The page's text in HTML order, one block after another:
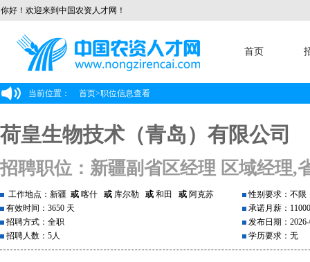
你好！欢迎来到中国农资人才网！
首页
当前位置： 首页>职位信息查看
荷皇生物技术（青岛）有限公司
招聘职位：新疆副省区经理 区域经理,
工作地点：新疆 或 喀什 或 库尔勒 或 和田 或 阿克苏
有效时间：3650 天
招聘方式：全职
招聘人数：5人
性别要求：不限
承诺月薪：11000
发布日期：
学历要求：无